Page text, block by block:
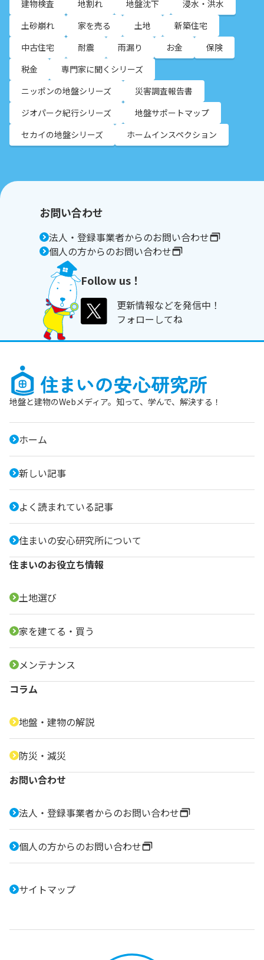
建物検査 地割れ 地盤沈下
浸水・洪水
土砂崩れ
家を売る 土地
新築住宅
中古住宅
耐震 雨漏り お金
保険
税金
専門家に聞くシリーズ
ニッポンの地盤シリーズ
災害調査報告書
ジオパーク紀行シリーズ
地盤サポートマップ
セカイの地盤シリーズ
ホームインスペクション
お問い合わせ
法人・登録事業者からのお問い合わせ
個人の方からのお問い合わせ
Follow us！
更新情報などを発信中！
フォローしてね
地盤と建物のWebメディア。知って、学んで、解決する！
ホーム
新しい記事
よく読まれている記事
住まいの安心研究所について
住まいのお役立ち情報
土地選び
家を建てる・買う
メンテナンス
コラム
地盤・建物の解説
防災・減災
お問い合わせ
法人・登録事業者からのお問い合わせ
個人の方からのお問い合わせ
サイトマップ